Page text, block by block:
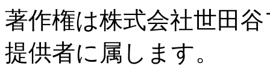
著作権は株式会社世田
提供者に属します。